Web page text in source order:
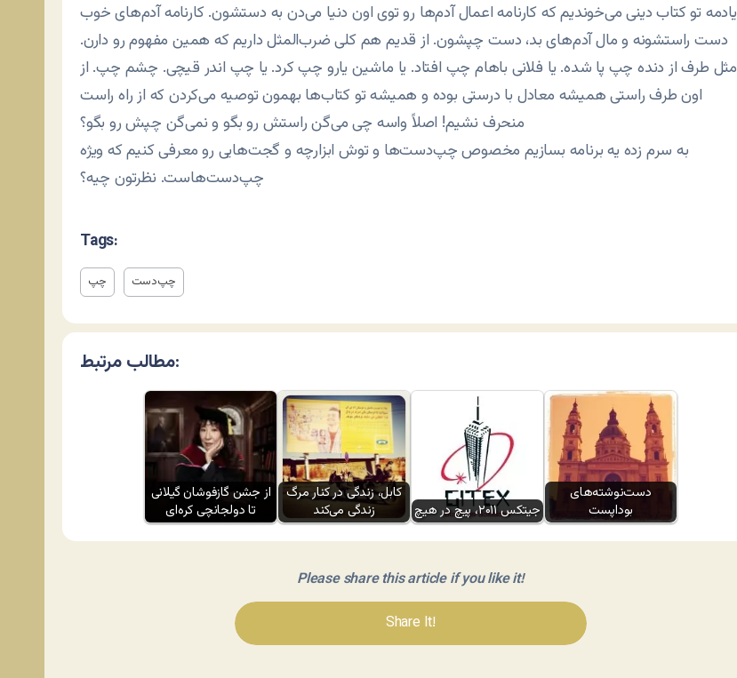
یادمه تو کتاب دینی می‌خوندیم که کارنامه اعمال آدم‌ها رو توی اون دنیا می‌دن به دستشون. کارنامه آدم‌های خوب
دست راستشونه و مال آدم‌های بد، دست چپشون. از قدیم هم کلی ضرب‌المثل داریم که همین مفهوم رو دارن.
مثل طرف از دنده چپ پا شده. یا فلانی باهام چپ افتاد. یا ماشین یارو چپ کرد. یا چپ‌ اندر قیچی. چشم چپ. از
اون طرف راستی همیشه معادل با درستی بوده و همیشه تو کتاب‌ها بهمون توصیه می‌کردن که از راه راست
منحرف نشیم! اصلاً واسه چی می‌گن راستش رو بگو و نمی‌گن چپش رو بگو؟
به سرم زده یه برنامه بسازیم مخصوص چپ‌دست‌ها و توش ابزارچه و گجت‌هایی رو معرفی کنیم که ویژه
چپ‌دست‌هاست. نظرتون چیه؟
Tags:
چپ چپ‌دست
مطالب مرتبط:
از جشن گازفوشان گیلانی
تا دولجانچی کره‌ای
کابل، زندگی در کنار مرگ
زندگی می‌کند
جیتکس ۲۰۱۱، پیچ در هیچ
دست‌نوشته‌های
بوداپست
Please share this article if you like it!
Share It!